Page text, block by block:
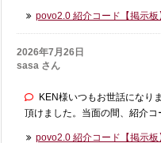
povo2.0 紹介コード【掲示板
2026年7月26日
sasa さん
KEN様いつもお世話になり
頂けました。当面の間、紹介
povo2.0 紹介コード【掲示板